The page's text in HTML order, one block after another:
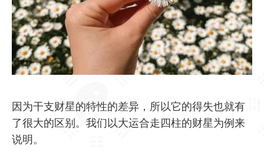
因为干支财星的特性的差异，所以它的得失也就有
了很大的区别。我们以大运合走四柱的财星为例来
说明。